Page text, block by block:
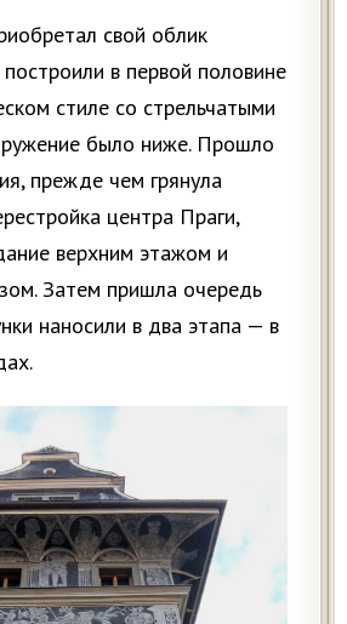
свой облик
в первой половине
стиле со стрельчатыми
было ниже. Прошло
прежде чем грянула
центра Праги,
верхним этажом и
Затем пришла очередь
наносили в два этапа — в